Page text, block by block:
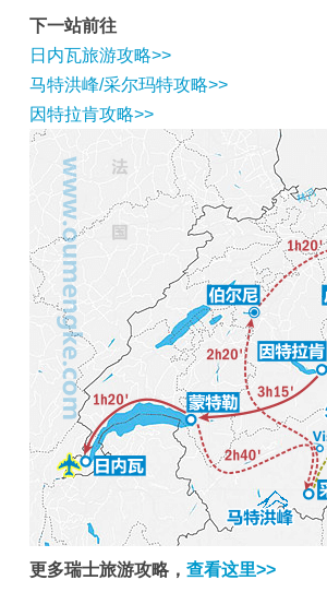
下一站前往
日内瓦旅游攻略>>
马特洪峰/采尔玛特攻略>>
因特拉肯攻略>>
更多瑞士旅游攻略， 查看这里>>